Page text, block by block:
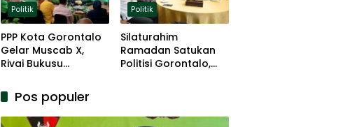
Politik
PPP Kota Gorontalo
Gelar Muscab X,
Rivai Bukusu
Lanjutkan
Kepemimpinan
Politik
Silaturahim
Ramadan Satukan
Politisi Gorontalo,
Pos populer